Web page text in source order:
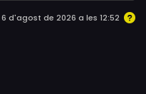
d'agost de 2026 a les 12:52